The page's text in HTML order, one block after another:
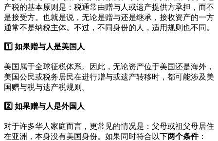
产税的基本原则是：税通常由赠与人或遗产提供方承担，而不
是接受方。也就是说，无论是赠与还是继承，接收资产的一方
通常不是纳税主体。不过，不同身份的人，适用规则也不同。
1️⃣ 如果赠与人是美国人
美国属于全球征税体系。因此，无论资产位于美国还是海外，
美国公民或税务居民在进行赠与或遗产转移时，都可能涉及美
国赠与税与遗产税规则。
2️⃣ 如果赠与人是外国人
对于许多华人家庭而言，更常见的情况是：父母或祖父母居住
在亚洲，本身没有美国身份。如果同时符合以下两个条件：